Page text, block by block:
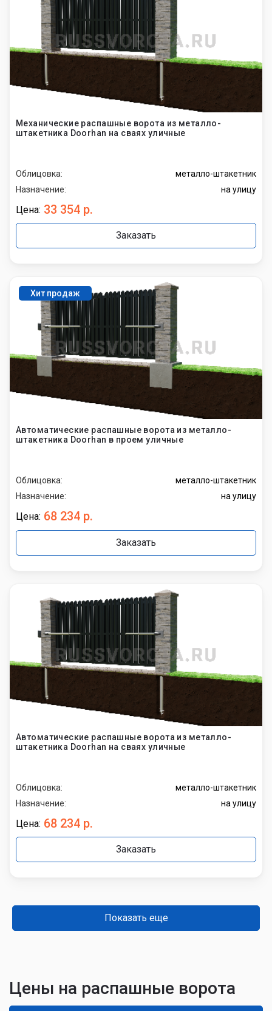
Механические распашные ворота из металло-
штакетника Doorhan на сваях уличные
Облицовка:
металло-штакетник
Назначение:
на улицу
Цена: 33 354 р.
Заказать
Хит продаж
Автоматические распашные ворота из металло-
штакетника Doorhan в проем уличные
Облицовка:
металло-штакетник
Назначение:
на улицу
Цена: 68 234 р.
Заказать
Автоматические распашные ворота из металло-
штакетника Doorhan на сваях уличные
Облицовка:
металло-штакетник
Назначение:
на улицу
Цена: 68 234 р.
Заказать
Показать еще
Цены на распашные ворота